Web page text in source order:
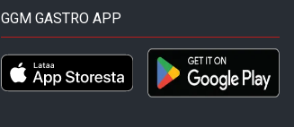
GGM GASTRO APP